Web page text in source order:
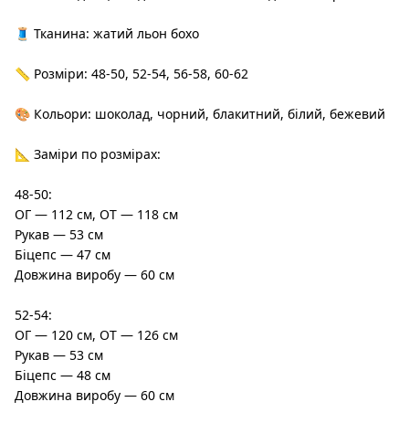
🧵 Тканина: жатий льон бохо
📏 Розміри: 48-50, 52-54, 56-58, 60-62
🎨 Кольори: шоколад, чорний, блакитний, білий, бежевий
📐 Заміри по розмірах:
48-50:
ОГ — 112 см, ОТ — 118 см
Рукав — 53 см
Біцепс — 47 см
Довжина виробу — 60 см
52-54:
ОГ — 120 см, ОТ — 126 см
Рукав — 53 см
Біцепс — 48 см
Довжина виробу — 60 см